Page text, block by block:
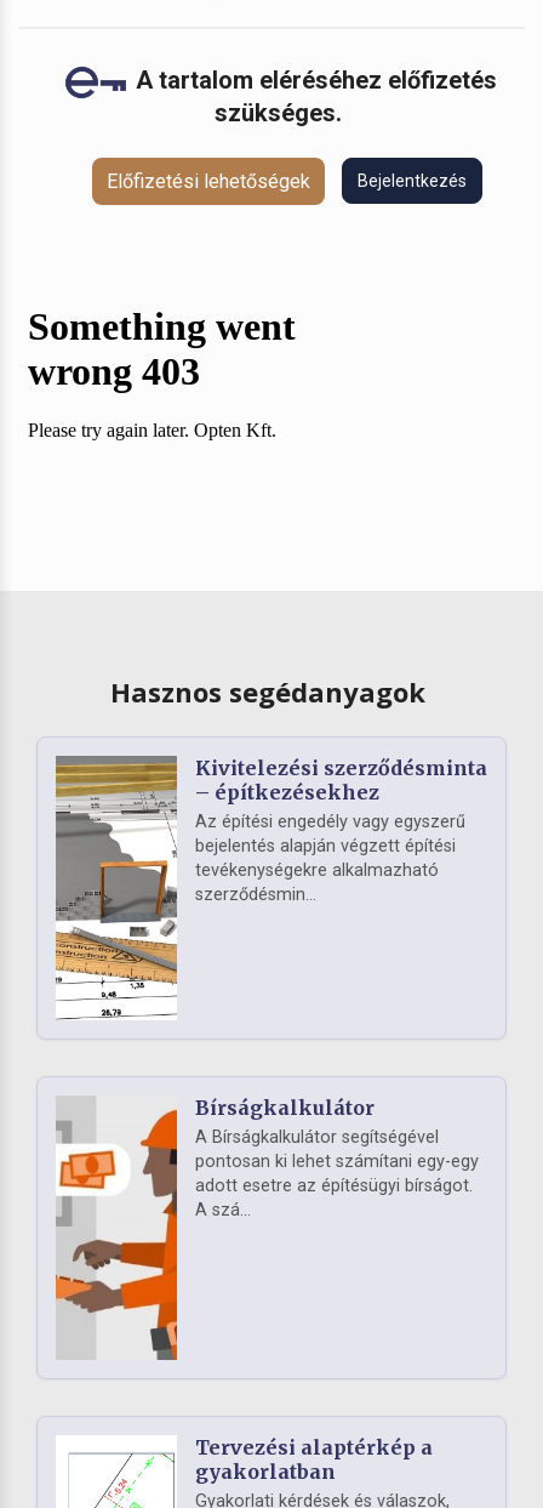
A tartalom eléréséhez előfizetés
szükséges.
Előfizetési lehetőségek Bejelentkezés
Hasznos segédanyagok
Kivitelezési szerződésminta
– építkezésekhez
Az építési engedély vagy egyszerű
bejelentés alapján végzett építési
tevékenységekre alkalmazható
szerződésmin...
Bírságkalkulátor
A Bírságkalkulátor segítségével
pontosan ki lehet számítani egy-egy
adott esetre az építésügyi bírságot.
A szá...
Tervezési alaptérkép a
gyakorlatban
Gyakorlati kérdések és válaszok,